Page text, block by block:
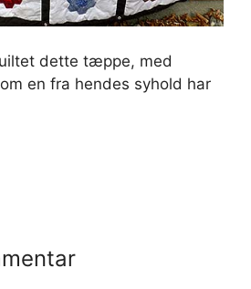
dette tæppe, med
en fra hendes syhold har